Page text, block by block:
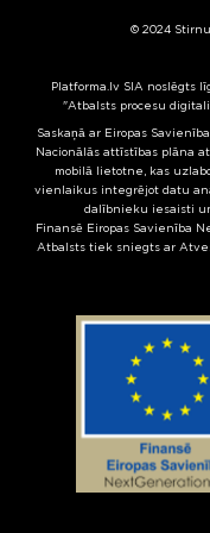
© 2024
Platforma.lv SIA noslēgts
"Atbalsts procesu
Saskaņā ar Eiropas
Nacionālās attīstības plāna
mobilā lietotne, kas
vienlaikus integrējot datu
dalībnieku iesaisti
Finansē Eiropas Savienība
Atbalsts tiek sniegts ar